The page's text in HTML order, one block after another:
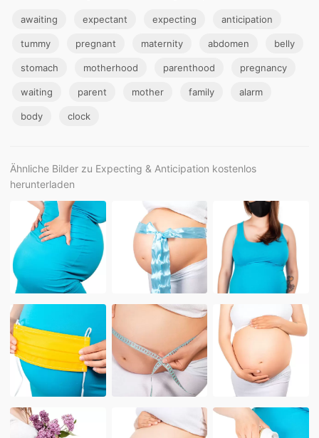
awaiting expectant expecting anticipation
tummy pregnant maternity abdomen belly
stomach motherhood parenthood pregnancy
waiting parent mother family alarm
body clock
Ähnliche Bilder zu Expecting & Anticipation kostenlos
herunterladen